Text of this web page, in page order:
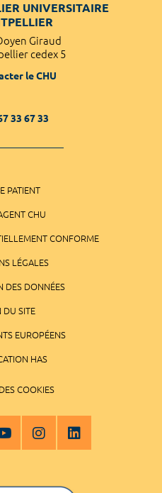
UNIVERSITAIRE
Giraud
cedex 5
le CHU
33 67 33
PATIENT
CHU
CONFORME
LÉGALES
DES DONNÉES
DU SITE
EUROPÉENS
HAS
COOKIES